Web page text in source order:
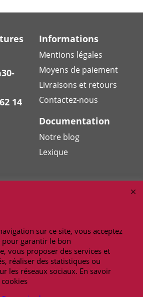
Informations
Mentions légales
Moyens de paiement
Livraisons et retours
Contactez-nous
14
Documentation
Notre blog
Lexique
2026 - amulettes.fr
sur ce site, vous acceptez
garantir le bon
vous proposer des services et
réaliser des statistiques ou
les réseaux sociaux. En savoir